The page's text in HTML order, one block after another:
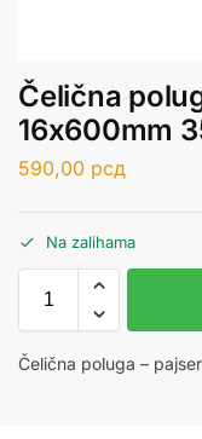
Čelična
16x600mm
590,00 рсд
Na zalihama
Čelična poluga –